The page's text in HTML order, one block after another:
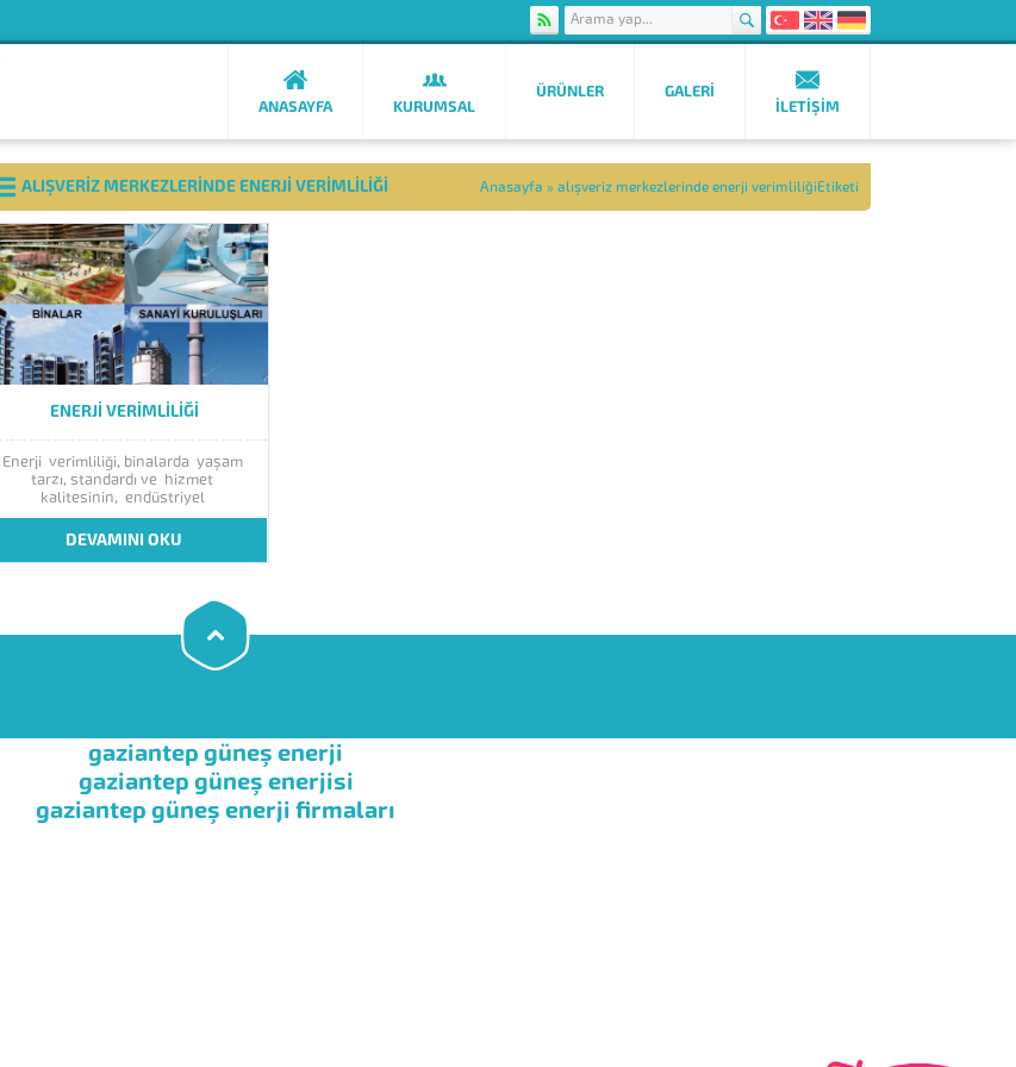
ANASAYFA KURUMSAL
ÜRÜNLER GALERI
İLETIŞIM
ALIŞVERIZ MERKEZLERINDE ENERJI VERIMLILIĞI Anasayfa » alışveriz merkezlerinde enerji verimliliğiEtiketi
ENERJI VERIMLILIĞI
Enerji verimliliği, binalarda yaşam
tarzı, standardı ve hizmet
kalitesinin, endüstriyel
işletmelerde ise üretim kalitesi ve
miktarının düşüşüne yol açmadan,
birim hizmet veya ürün miktarı başına
enerji tüketiminin azaltılmasıdır.
ihtiyaçlarımızı doğal olarak
karşılarken, elektrikli ev eşyalarımızı
kullanırken, kısacası neredeyse...
DEVAMINI OKU
gaziantep güneş enerji
gaziantep güneş enerjisi
gaziantep güneş enerji firmaları